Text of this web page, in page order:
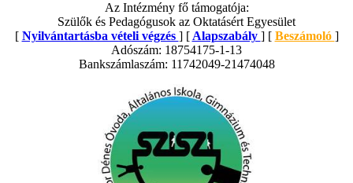
Az Intézmény fő támogatója:
Szülők és Pedagógusok az Oktatásért Egyesület
[ Nyilvántartásba vételi végzés ] [ Alapszabály ] [ Beszámoló ]
Adószám: 18754175-1-13
Bankszámlaszám: 11742049-21474048